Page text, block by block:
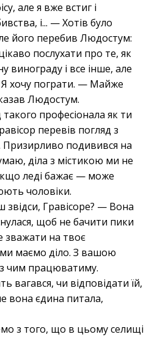
але я вже встиг і
і... — Хотів було
його перебив Людостум:
послухати про те, як
винограду і все інше, але
Я хочу пограти. — Майже
Людостум.
професіонала як ти
перевів погляд з
Призирливо подивився на
діла з містикою ми не
леді бажає — може
чоловіки.
Гравісоре? — Вона
щоб не бачити пики
зважати на твоє
маємо діло. З вашою
чим працюватиму.
вагався, чи відповідати їй,
вона єдина питала,
з того, що в цьому селищі